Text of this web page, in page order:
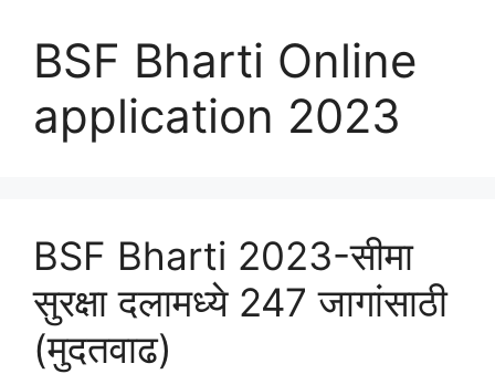
BSF Bharti Online
application 2023
BSF Bharti 2023-सीमा
सुरक्षा दलामध्ये 247 जागांसाठी
(मुदतवाढ)